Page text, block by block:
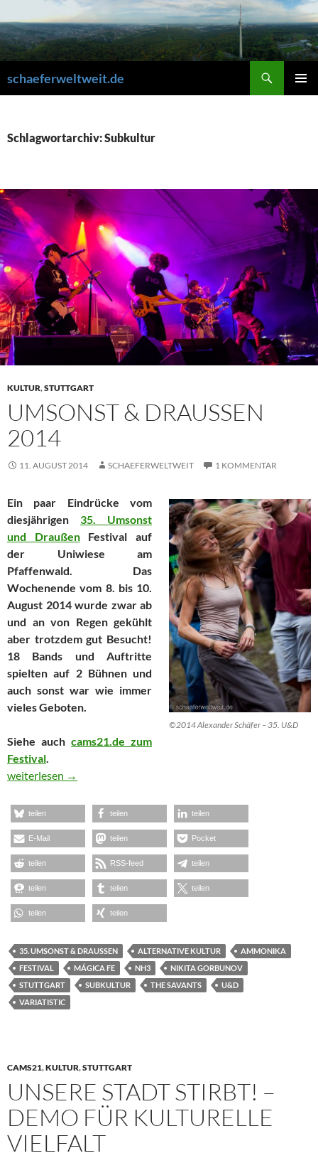
Inhalt
springen
schaeferweltweit.de
Schlagwortarchiv: Subkultur
KULTUR,STUTTGART
UMSONST & DRAUSSEN 2
014
11. AUGUST 2014 SCHAEFERWELTWEIT 1 KOMMENTAR
©2014 Alexander Schäfer – 35. U&D
Ein paar Eindrücke vom
diesjährigen 35. Umsonst
und DraußenFestival auf
der Uniwiese am
Pfaffenwald. Das
Wochenende vom 8. bis 10.
August 2014 wurde zwar ab
und an von Regen gekühlt
aber trotzdem gut Besucht!
18 Bands und Auftritte
spielten auf 2 Bühnen und
auch sonst war wie immer
vieles Geboten.
Siehe auch cams21.de zum
Festival
Umsonst & Draußen 2014
weiterlesen →
teilen teilen teilen
E-Mail teilen Pocket
teilen RSS-feed teilen
teilen teilen teilen
teilen teilen
35. UMSONST & DRAUSSEN ALTERNATIVE KULTUR
AMMONIKA
FESTIVAL
MÁGICA FE NH3
NIKITA GORBUNOV
STUTTGART
SUBKULTUR THE SAVANTS
U&D
VARIATISTIC
CAMS21,KULTUR,STUTTGART
UNSERE STADT STIRBT! –
DEMO FÜR KULTURELLE
VIELFALT